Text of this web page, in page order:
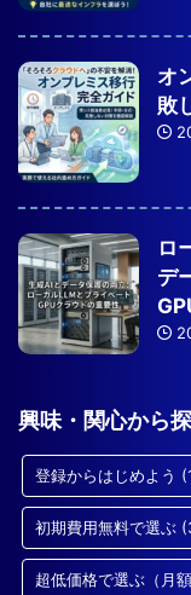
オ
敗
ロ
デ
興味・関心から
登録からはじめよう
初期費用無料で選ぶ
超低価格で選ぶ（月